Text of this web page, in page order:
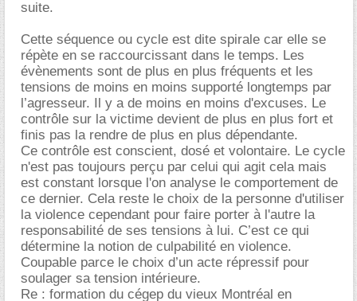
suite.
Cette séquence ou cycle est dite spirale car elle se
répète en se raccourcissant dans le temps. Les
évènements sont de plus en plus fréquents et les
tensions de moins en moins supporté longtemps par
l’agresseur. Il y a de moins en moins d'excuses. Le
contrôle sur la victime devient de plus en plus fort et
finis pas la rendre de plus en plus dépendante.
Ce contrôle est conscient, dosé et volontaire. Le cycle
n'est pas toujours perçu par celui qui agit cela mais
est constant lorsque l'on analyse le comportement de
ce dernier. Cela reste le choix de la personne d'utiliser
la violence cependant pour faire porter à l'autre la
responsabilité de ses tensions à lui. C’est ce qui
détermine la notion de culpabilité en violence.
Coupable parce le choix d’un acte répressif pour
soulager sa tension intérieure.
Re : formation du cégep du vieux Montréal en